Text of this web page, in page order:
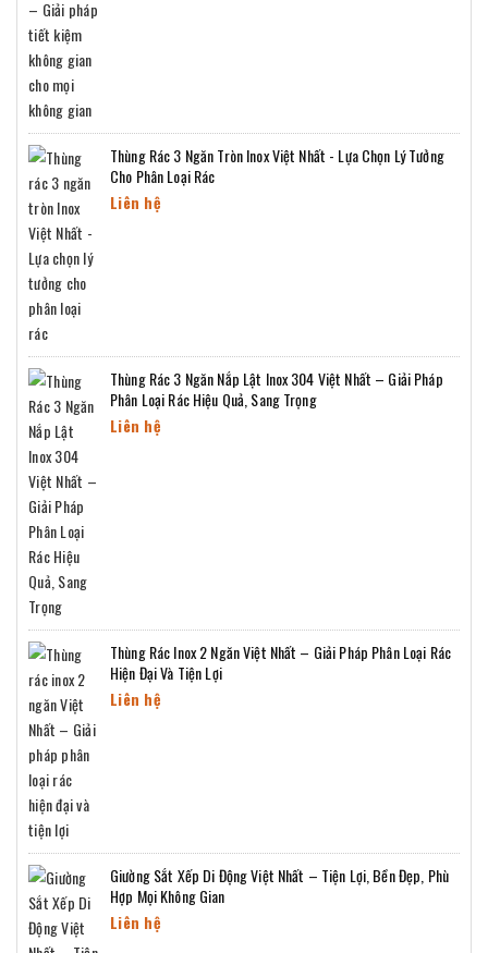
Thùng Rác 3 Ngăn Tròn Inox Việt Nhất - Lựa Chọn Lý Tưởng
Cho Phân Loại Rác
Liên hệ
Thùng Rác 3 Ngăn Nắp Lật Inox 304 Việt Nhất – Giải Pháp
Phân Loại Rác Hiệu Quả, Sang Trọng
Liên hệ
Thùng Rác Inox 2 Ngăn Việt Nhất – Giải Pháp Phân Loại Rác
Hiện Đại Và Tiện Lợi
Liên hệ
Giường Sắt Xếp Di Động Việt Nhất – Tiện Lợi, Bền Đẹp, Phù
Hợp Mọi Không Gian
Liên hệ